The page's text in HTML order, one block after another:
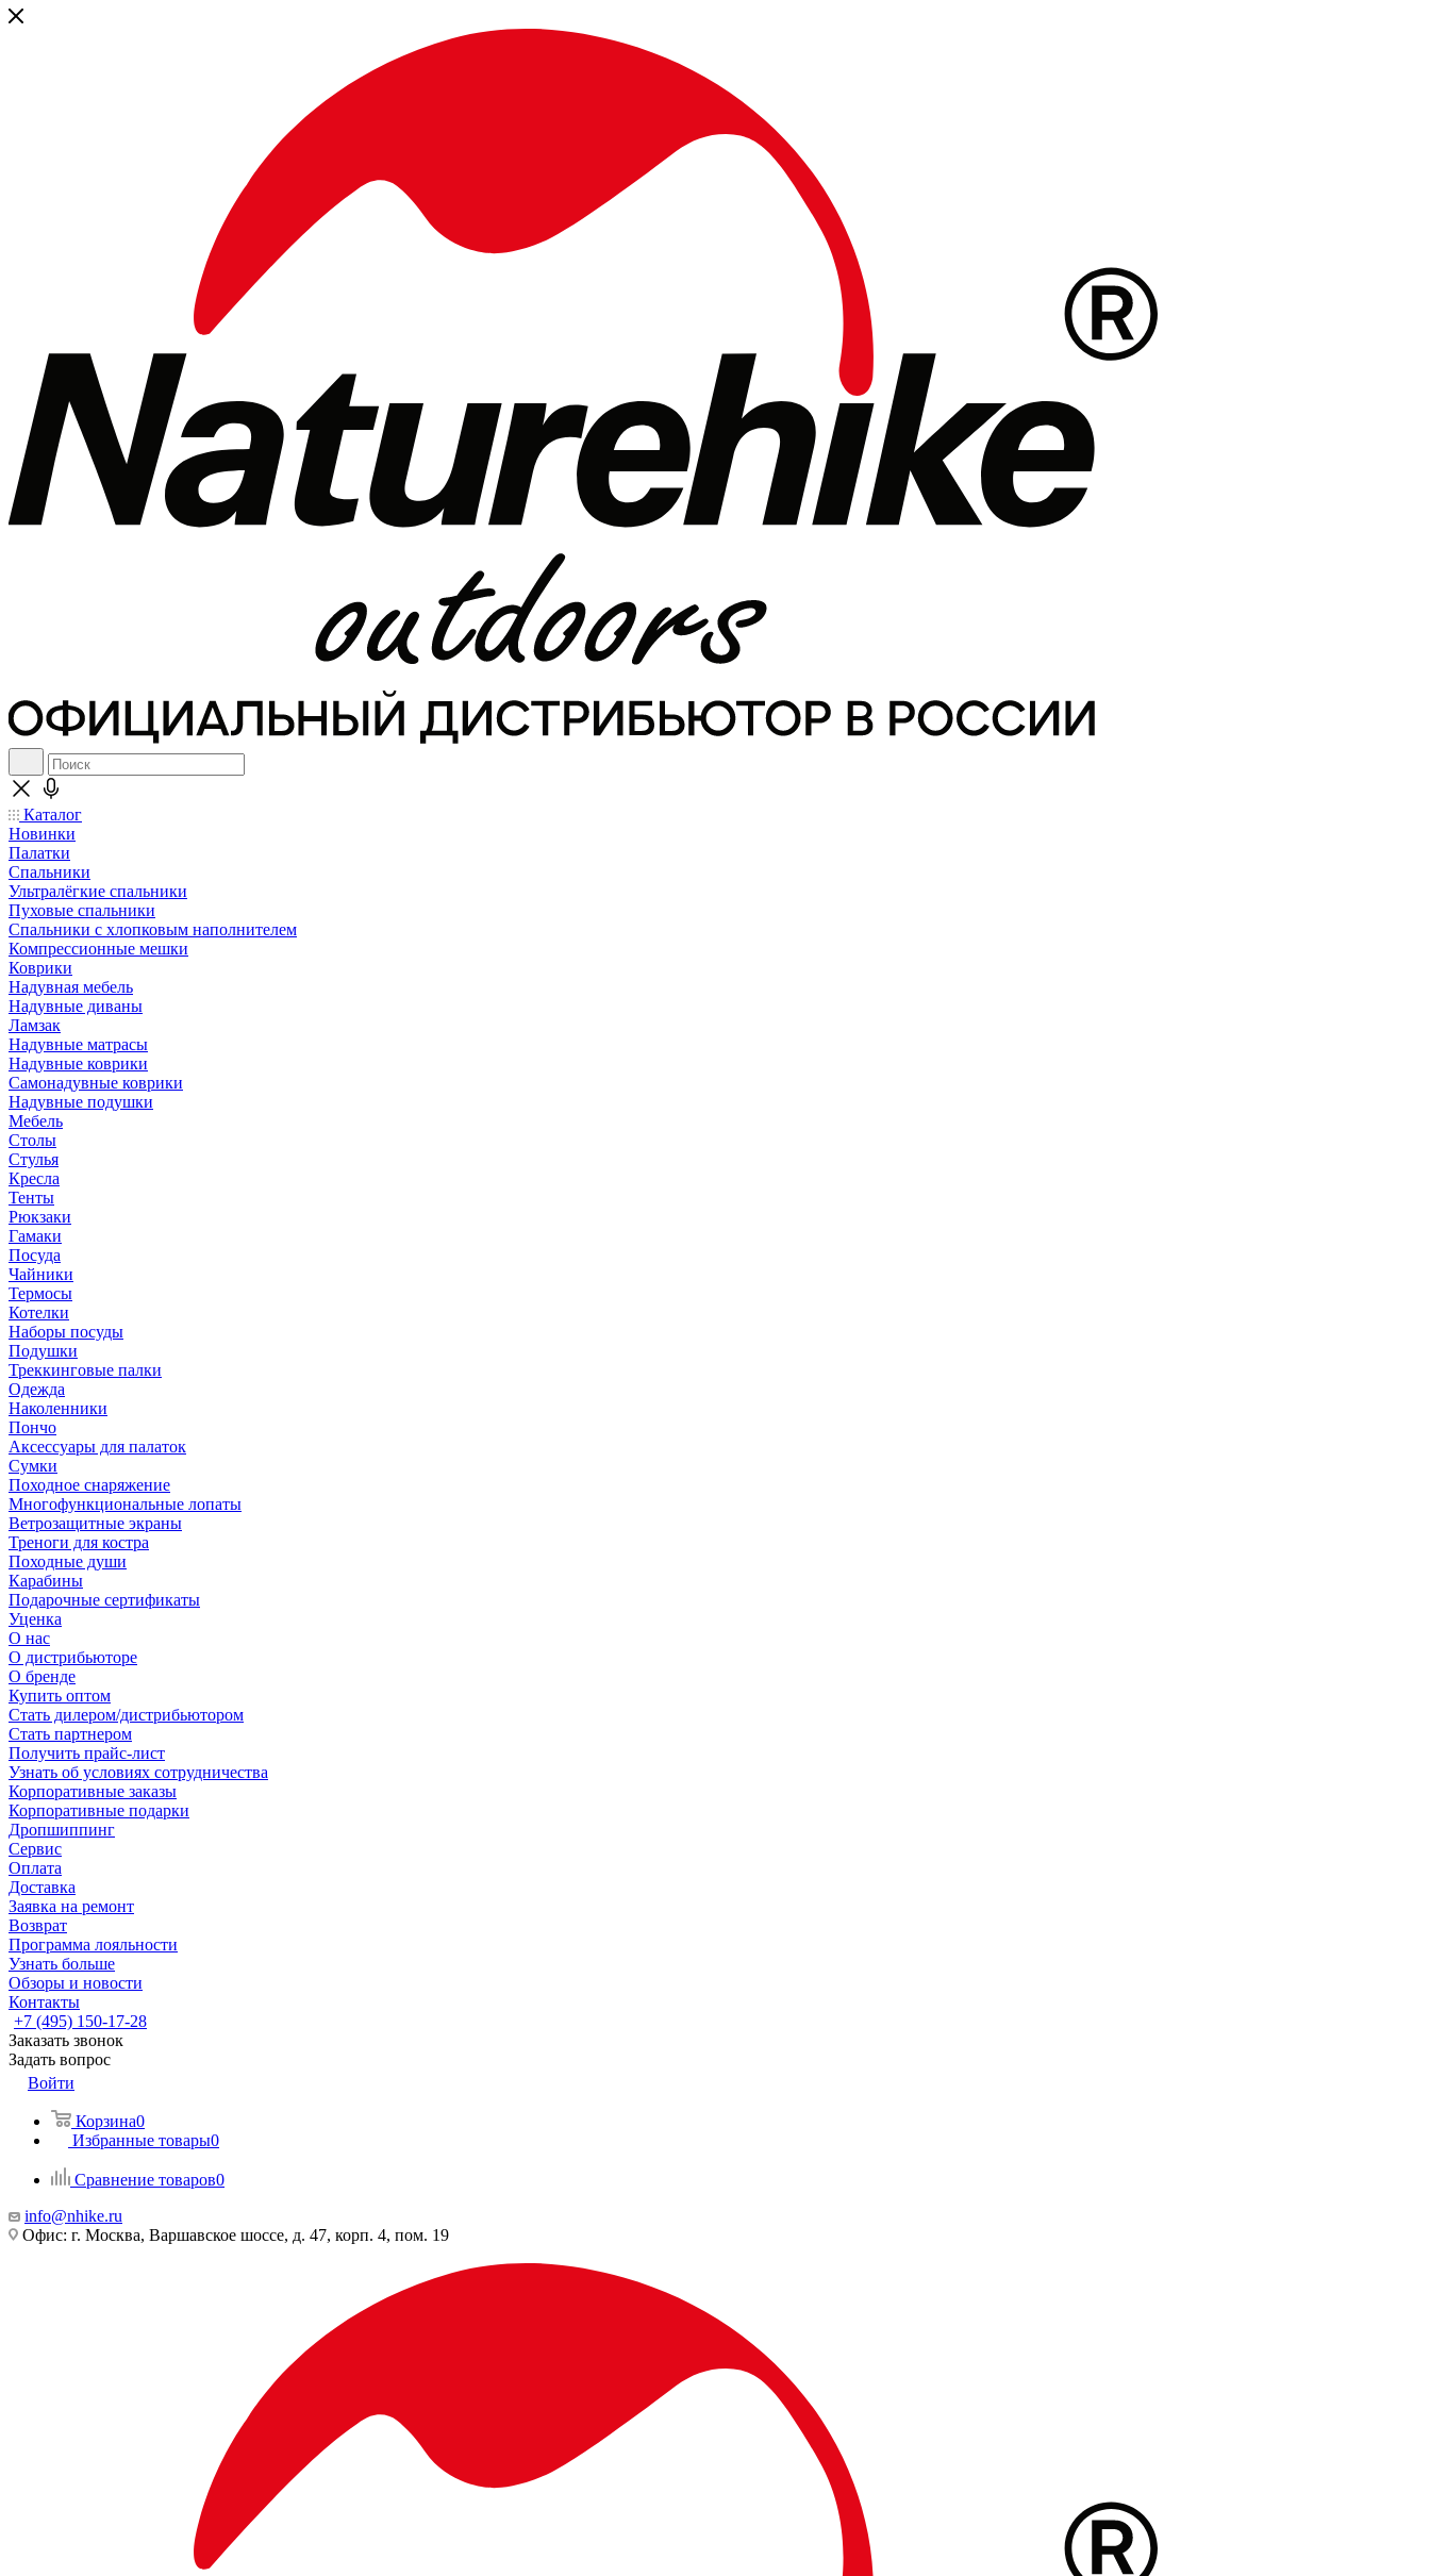
Каталог
Новинки
Палатки
Спальники
Ультралёгкие спальники
Пуховые спальники
Спальники с хлопковым наполнителем
Компрессионные мешки
Коврики
Надувная мебель
Надувные диваны
Ламзак
Надувные матрасы
Надувные коврики
Самонадувные коврики
Надувные подушки
Мебель
Столы
Стулья
Кресла
Тенты
Рюкзаки
Гамаки
Посуда
Чайники
Термосы
Котелки
Наборы посуды
Подушки
Треккинговые палки
Одежда
Наколенники
Пончо
Аксессуары для палаток
Сумки
Походное снаряжение
Многофункциональные лопаты
Ветрозащитные экраны
Треноги для костра
Походные души
Карабины
Подарочные сертификаты
Уценка
О нас
О дистрибьюторе
О бренде
Купить оптом
Стать дилером/дистрибьютором
Стать партнером
Получить прайс-лист
Узнать об условиях сотрудничества
Корпоративные заказы
Корпоративные подарки
Дропшиппинг
Сервис
Оплата
Доставка
Заявка на ремонт
Возврат
Программа лояльности
Узнать больше
Обзоры и новости
Контакты
+7 (495) 150-17-28
Заказать звонок
Задать вопрос
Войти
Корзина0
Избранные товары0
Сравнение товаров0
info@nhike.ru
Офис: г. Москва, Варшавское шоссе, д. 47, корп. 4, пом. 19